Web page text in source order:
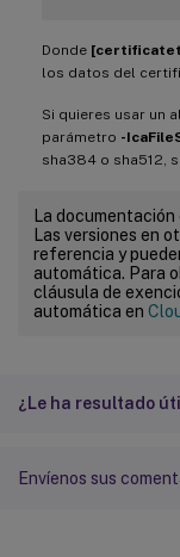
Donde
los datos del
Si quieres usar un
parámetro -
sha384 o sha512,
La
Las versiones en
referencia y
automática. Para
cláusula de
automática en
¿Le ha resultado
Envíenos sus